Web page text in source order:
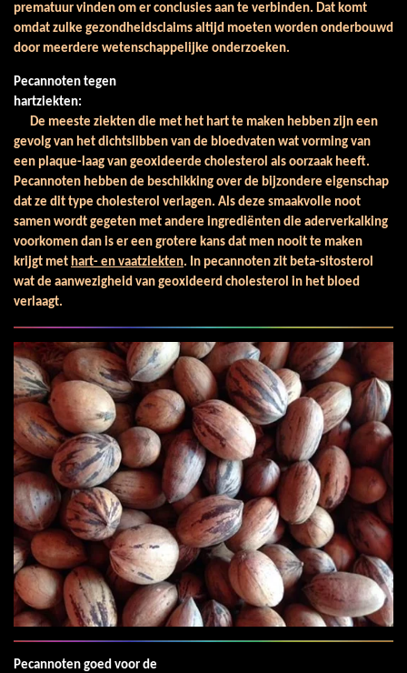
prematuur vinden om er conclusies aan te verbinden. Dat komt
omdat zulke gezondheidsclaims altijd moeten worden onderbouwd
door meerdere wetenschappelijke onderzoeken.
Pecannoten tegen
hartziekten:
De meeste ziekten die met het hart te maken hebben zijn een
gevolg van het dichtslibben van de bloedvaten wat vorming van
een plaque-laag van geoxideerde cholesterol als oorzaak heeft.
Pecannoten hebben de beschikking over de bijzondere eigenschap
dat ze dit type cholesterol verlagen. Als deze smaakvolle noot
samen wordt gegeten met andere ingrediënten die aderverkalking
voorkomen dan is er een grotere kans dat men nooit te maken
krijgt met hart- en vaatziekten. In pecannoten zit beta-sitosterol
wat de aanwezigheid van geoxideerd cholesterol in het bloed
verlaagt.
Pecannoten goed voor de